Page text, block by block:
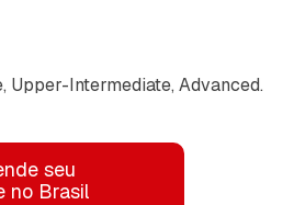
Upper-Intermediate, Advanced.
seu
no Brasil